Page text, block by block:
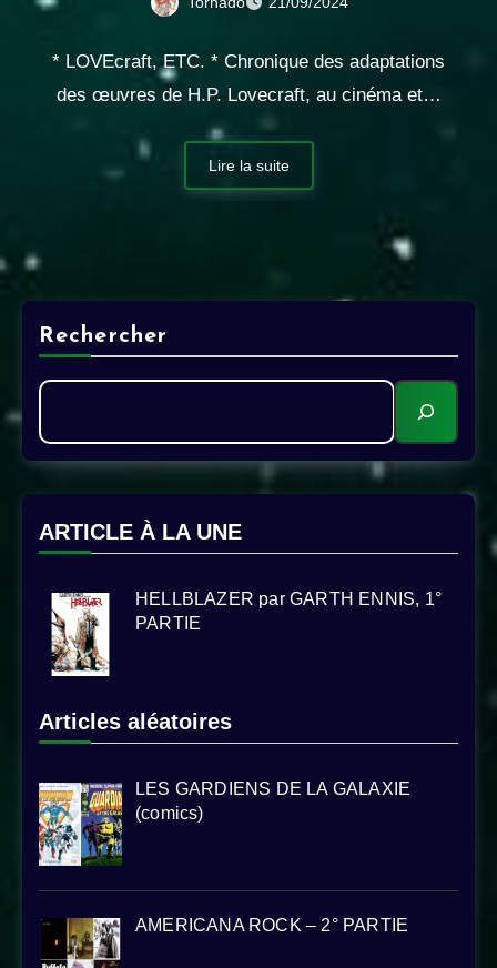
* LOVEcraft, ETC. * Chronique des adaptations
des œuvres de H.P. Lovecraft, au cinéma et…
Lire la suite
Rechercher
ARTICLE À LA UNE
HELLBLAZER par GARTH ENNIS, 1°
PARTIE
Articles aléatoires
LES GARDIENS DE LA GALAXIE
(comics)
AMERICANA ROCK – 2° PARTIE